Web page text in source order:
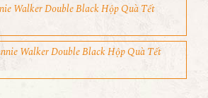
Walker Double Black Hộp Quà Tết
Walker Double Black Hộp Quà Tết